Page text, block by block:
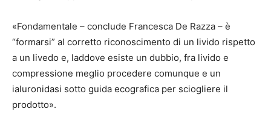
«Fondamentale – conclude Francesca De Razza – è
“formarsi” al corretto riconoscimento di un livido rispetto
a un livedo e, laddove esiste un dubbio, fra livido e
compressione meglio procedere comunque e un
ialuronidasi sotto guida ecografica per sciogliere il
prodotto».